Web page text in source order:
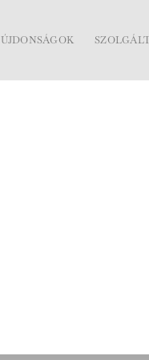
ÚJDONSÁGOK